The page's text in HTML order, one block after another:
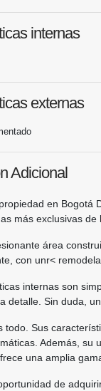
internas
externas
Adicional
en Bogotá
más exclusivas
área
con unr<
internas son
detalle. Sin duda,
todo. Sus
Además, su
una amplia
de